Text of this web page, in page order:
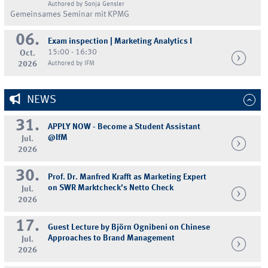
Authored by Sonja Gensler
Gemeinsames Seminar mit KPMG
06.
Oct.
2026
Exam inspection | Marketing Analytics I
15:00 - 16:30
Authored by IFM
NEWS
31.
Jul.
2026
APPLY NOW - Become a Student Assistant
@IfM
30.
Jul.
2026
Prof. Dr. Manfred Krafft as Marketing Expert
on SWR Marktcheck's Netto Check
17.
Jul.
2026
Guest Lecture by Björn Ognibeni on Chinese
Approaches to Brand Management